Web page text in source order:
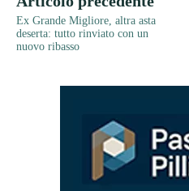
Ex Grande Migliore, altra asta
deserta: tutto rinviato con un
nuovo ribasso